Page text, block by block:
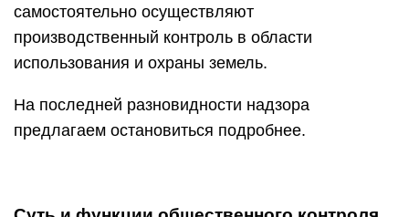
самостоятельно осуществляют
производственный контроль в области
использования и охраны земель.
На последней разновидности надзора
предлагаем остановиться подробнее.